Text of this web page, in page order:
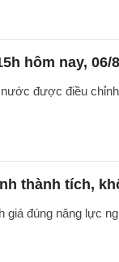
hôm nay, 06/
được điều
thành tích,
giá đúng năng lực